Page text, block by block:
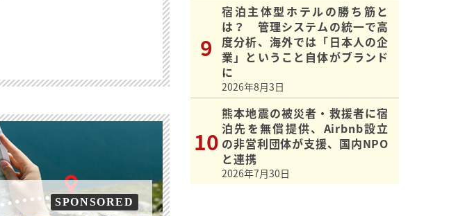
SPONSORED
宿泊主体型ホテルの勝ち筋と
は？ 管理システムの統一で高
度分析、海外では「日本人の企
業」ということ自体がブランド
に
2026年8月3日
熊本地震の被災者・救援者に宿
泊先を無償提供、Airbnb設立
の非営利団体が支援、国内NPO
と連携
2026年7月30日